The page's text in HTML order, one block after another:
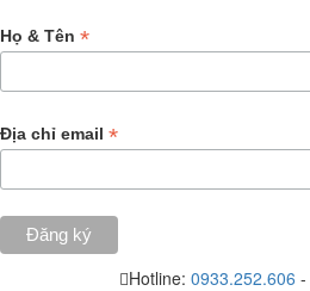
Họ & Tên *
Địa chỉ email *
Hotline: 0933.252.606 -